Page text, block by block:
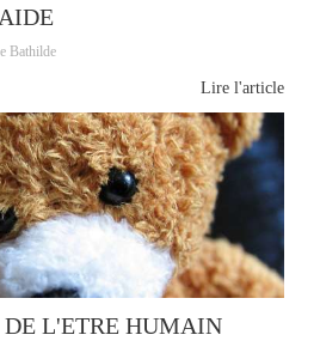
Bathilde
Lire l'article
DE L'ETRE HUMAIN